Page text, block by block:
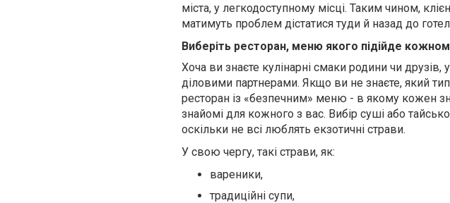
міста, у легкодоступному місці. Таким чином,
матимуть проблем дістатися туди й назад до
Виберіть ресторан, меню якого підійде
Хоча ви знаєте кулінарні смаки родини чи
діловими партнерами. Якщо ви не знаєте, який
ресторан із «безпечним» меню - в якому кожен
знайомі для кожного з вас. Вибір суші або
оскільки не всі люблять екзотичні страви.
У свою чергу, такі страви, як:
вареники,
традиційні супи,